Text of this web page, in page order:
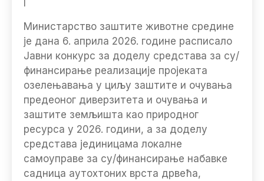
Министарство заштите животне средине
је дана 6. априла 2026. године расписало
Јавни конкурс за доделу средстава за су/
финансирање реализације пројеката
озелењавања у циљу заштите и очувања
предеоног диверзитета и очувања и
заштите земљишта као природног
ресурса у 2026. години, а за доделу
средстава јединицама локалне
самоуправе за су/финансирање набавке
садница аутохтоних врста дрвећа,